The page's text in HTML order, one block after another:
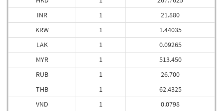
INR
KRW
LAK
MYR
RUB
THB
VND
1
1
1
1
1
1
1
21.880
1.44035
0.09265
513.450
26.700
62.4325
0.0798